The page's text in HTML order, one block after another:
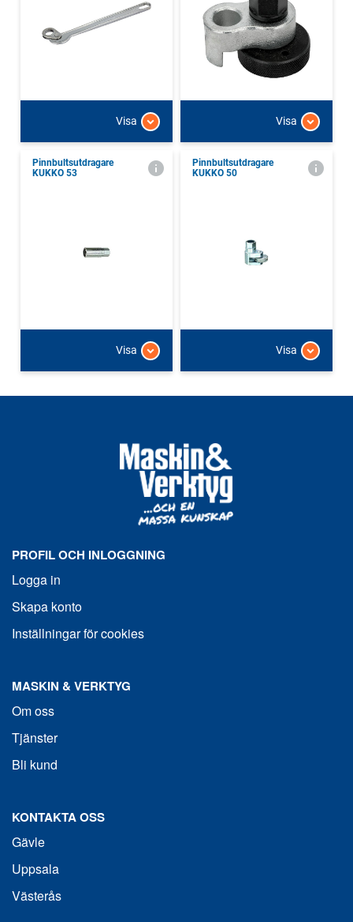
Visa Visa
Pinnbultsutdragare
KUKKO 53
Visa
Pinnbultsutdragare
KUKKO 50
Visa
PROFIL OCH INLOGGNING
Logga in
Skapa konto
Inställningar för cookies
MASKIN & VERKTYG
Om oss
Tjänster
Bli kund
KONTAKTA OSS
Gävle
Uppsala
Västerås